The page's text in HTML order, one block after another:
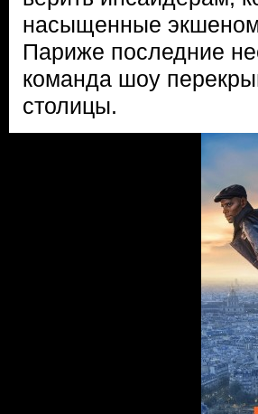
насыщенные
Париже последние
команда шоу
столицы.